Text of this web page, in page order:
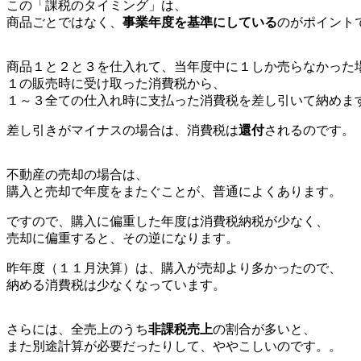
この「課税のタイミング」は、
商品ごとではなく、 事業年度を基準にしているのがポイント
商品１と２と３を仕入れて、当年度中に１しか売らなかった
１の販売時に受け取った消費税から、
１～３全ての仕入れ時に支払った消費税を差し引いて納めま
差し引きがマイナスの場合は、消費税は還付されるのです。
不動産の売却の場合は、
購入と売却で年度をまたぐことが、普通によくあります。
ですので、購入に偏重した年度は消費税納税が少なく、
売却に偏重すると、その逆になります。
昨年度（１１月決算）は、購入が売却より多かったので、
納める消費税は少なくなっています。
さらには、全売上のうち非課税売上の割合が多いと、
また別途計算が必要だったりして、ややこしいのです。。